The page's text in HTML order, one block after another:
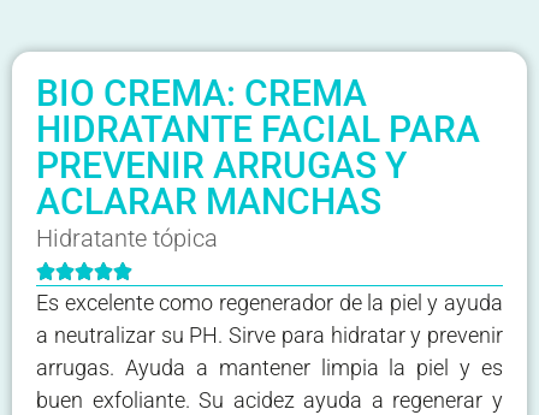
BIO CREMA: CREMA
HIDRATANTE FACIAL PARA
PREVENIR ARRUGAS Y
ACLARAR MANCHAS
Hidratante tópica

Es excelente como regenerador de la piel y ayuda
a neutralizar su PH. Sirve para hidratar y prevenir
arrugas. Ayuda a mantener limpia la piel y es
buen exfoliante. Su acidez ayuda a regenerar y